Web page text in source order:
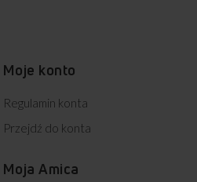
Moje konto
Regulamin konta
Przejdź do konta
Moja Amica